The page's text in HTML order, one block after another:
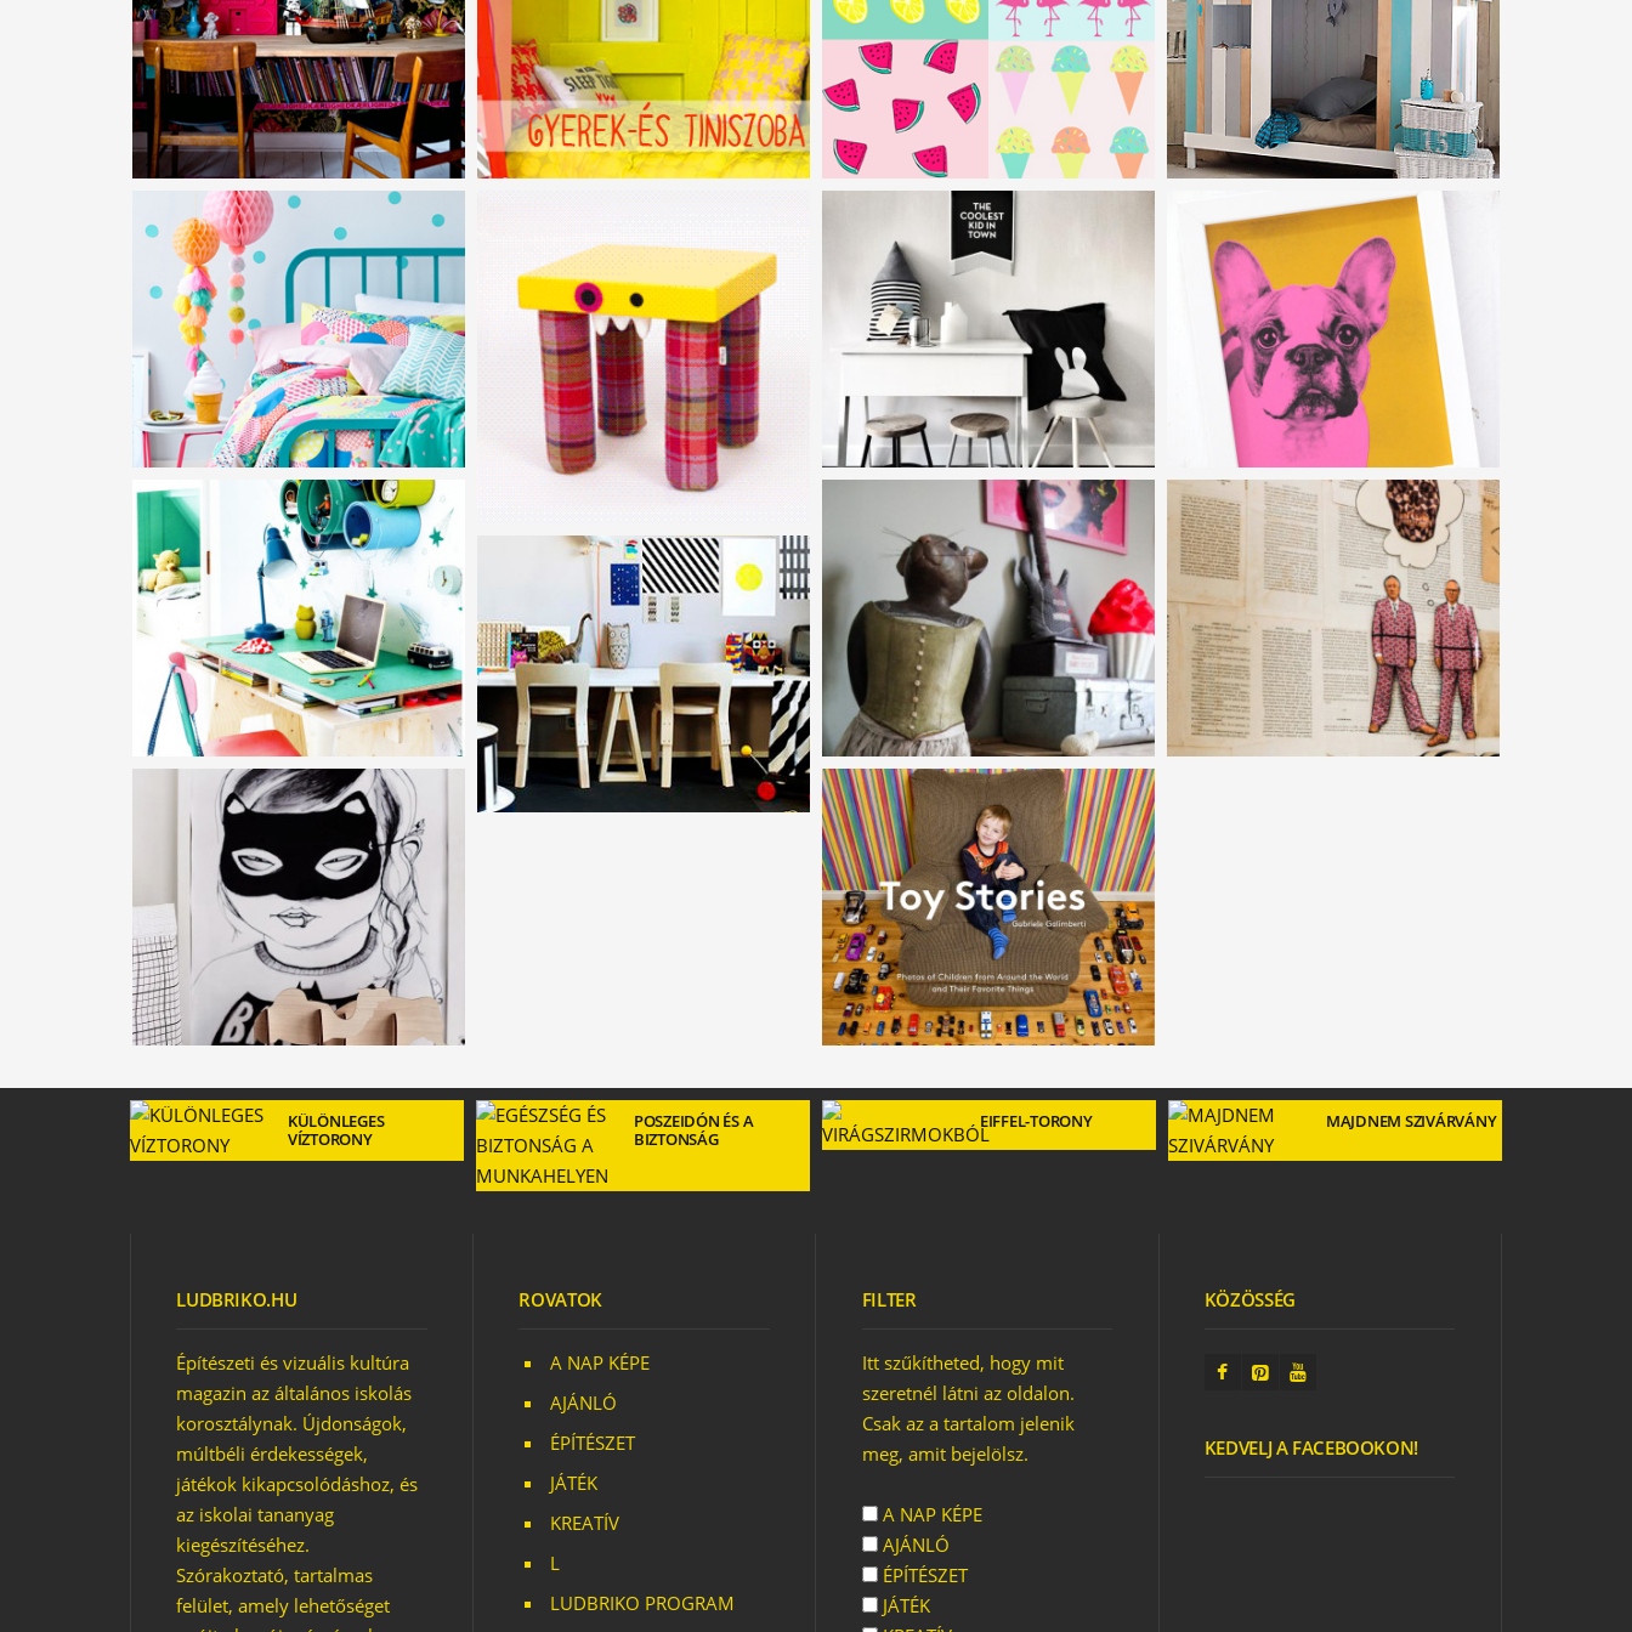
ÁLOMSZOBÁK
10 ÉRDEKES
ÁLOMSZOBA
LETÖLTHETŐ
FALIKÉPEK
NYÁRI ÁLOMSZOBÁK
2.
NYÁRI ÁLOMSZOBÁK
1.
FEKETE-FEHÉR
ÁLOMSZOBÁK
ÁLOMSZOBÁK – ÚJ
SOROZAT
KEDVENC JÁTÉKAIM
KÜLÖNLEGES
VÍZTORONY
POSZEIDÓN ÉS A
BIZTONSÁG
EIFFEL-TORONY MAJDNEM SZIVÁRVÁNY
LUDBRIKO.HU
Építészeti és vizuális kultúra
magazin az általános iskolás
korosztálynak. Újdonságok,
múltbéli érdekességek,
játékok kikapcsolódáshoz, és
az iskolai tananyag
kiegészítéséhez.
Szórakoztató, tartalmas
felület, amely lehetőséget
ROVATOK
A NAP KÉPE
AJÁNLÓ
ÉPÍTÉSZET
JÁTÉK
KREATÍV
L
LUDBRIKO PROGRAM
FILTER
Itt szűkítheted, hogy mit
szeretnél látni az oldalon.
Csak az a tartalom jelenik
meg, amit bejelölsz.
A NAP KÉPE
AJÁNLÓ
ÉPÍTÉSZET
JÁTÉK
KÖZÖSSÉG
KEDVELJ A FACEBOOKON!